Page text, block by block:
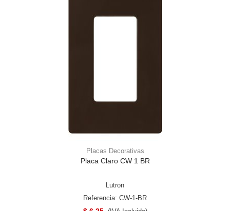
Placas Decorativas
Placa Claro CW 1 BR
Lutron
Referencia: CW-1-BR